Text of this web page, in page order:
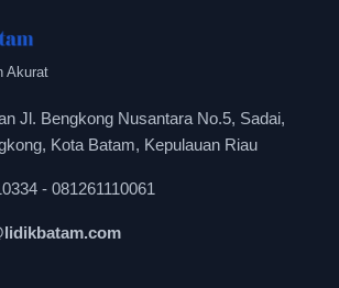
Akurat
Jl. Bengkong Nusantara No.5, Sadai,
Kota Batam, Kepulauan Riau
- 081261110061